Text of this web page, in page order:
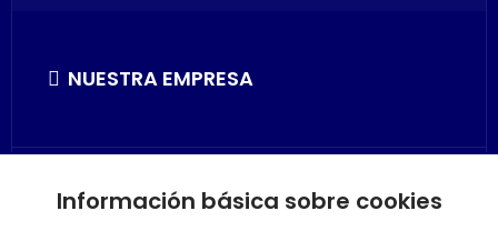
NUESTRA EMPRESA
SU CUENTA
Información básica sobre cookies